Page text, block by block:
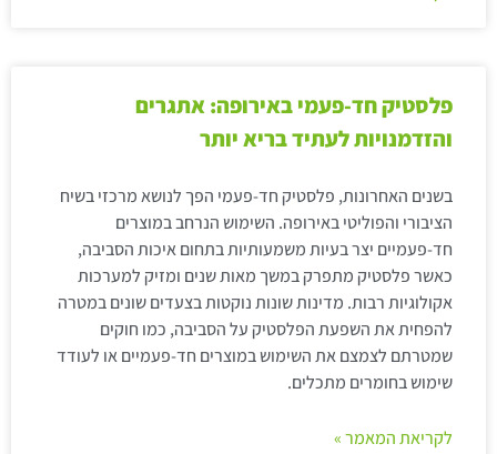
פלסטיק חד-פעמי באירופה: אתגרים
והזדמנויות לעתיד בריא יותר
בשנים האחרונות, פלסטיק חד-פעמי הפך לנושא מרכזי בשיח
הציבורי והפוליטי באירופה. השימוש הנרחב במוצרים
חד-פעמיים יצר בעיות משמעותיות בתחום איכות הסביבה,
כאשר פלסטיק מתפרק במשך מאות שנים ומזיק למערכות
אקולוגיות רבות. מדינות שונות נוקטות בצעדים שונים במטרה
להפחית את השפעת הפלסטיק על הסביבה, כמו חוקים
שמטרתם לצמצם את השימוש במוצרים חד-פעמיים או לעודד
שימוש בחומרים מתכלים.
לקריאת המאמר »